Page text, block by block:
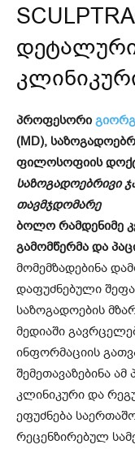
პროფესორი
(MD),
ფილოსოფიის
საზოგადოებრივი
თავმჯდომარე
ბოლო რამდენიმე
გამომწერმა და
მომემზადებინა
დაფუძნებული
საზოგადოების
მედიაში
ინფორმაციის
შემეთავაზებინა
კლინიკური და
ეფუძნება
რეცენზირებულ